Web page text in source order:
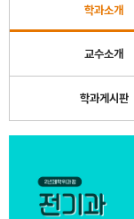
학과소개
교수소개
학과게시판